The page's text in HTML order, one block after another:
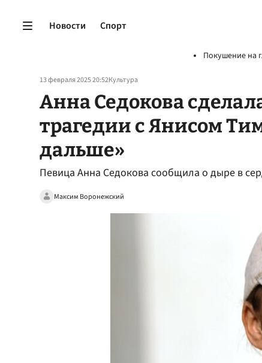
Новости Спорт
Покушение на
13 февраля 2025 20:52Культура
Анна Седокова
трагедии с Янисом
дальше»
Певица Анна Седокова сообщила о дыре в
Максим Воронежский